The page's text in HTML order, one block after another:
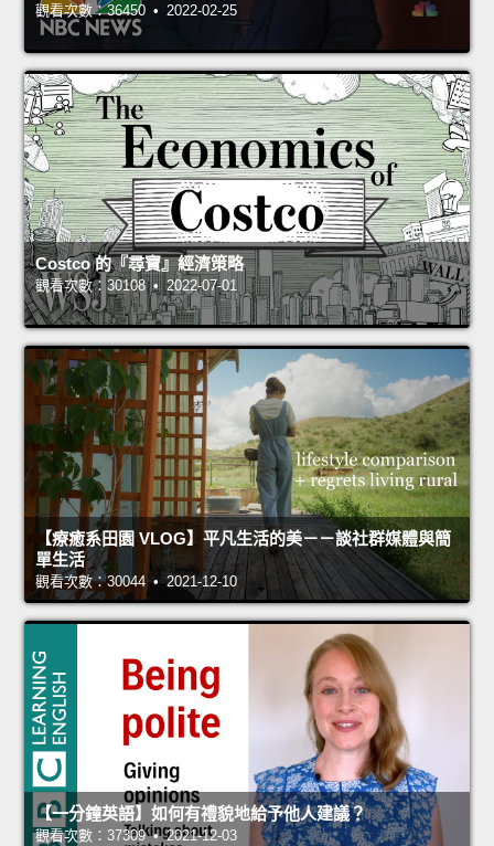
觀看次數：36450 • 2022-02-25
Costco 的『尋寶』經濟策略
觀看次數：30108 • 2022-07-01
【療癒系田園 VLOG】平凡生活的美－－談社群媒體與簡
單生活
觀看次數：30044 • 2021-12-10
【一分鐘英語】如何有禮貌地給予他人建議？
觀看次數：37309 • 2021-12-03